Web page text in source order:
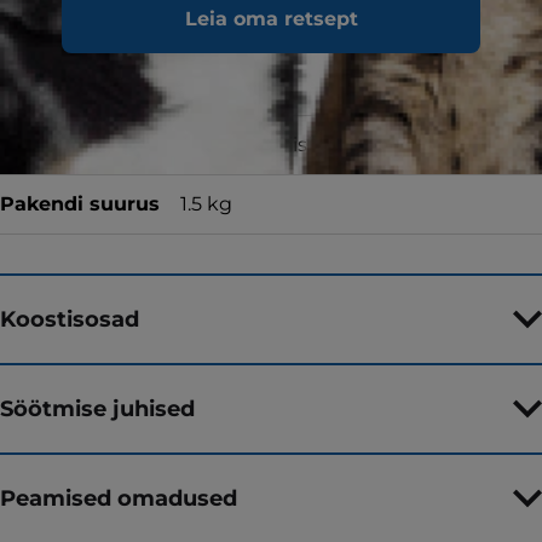
Leia oma retsept
Toidutüüp
talleliha ja riisiga
Pakendi suurus 1.5 kg
Koostisosad
Söötmise juhised
Peamised omadused